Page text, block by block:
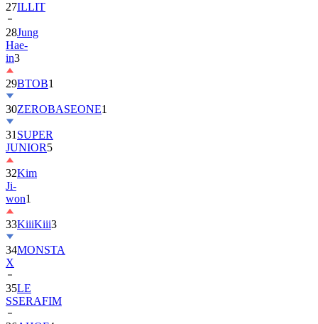
28Jung
Hae-
in3
29BTOB
30ZEROBASEONE
31SUPER
JUNIOR
32Kim
Ji-
won1
33KiiiKiii
34MONSTA
X
35
SSERAFIM
36AHOF4